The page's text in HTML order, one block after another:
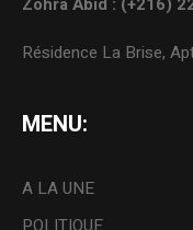
Résidence La Brise,
MENU:
A LA UNE